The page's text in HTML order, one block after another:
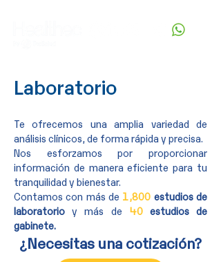
Laboratorio
Te ofrecemos una amplia variedad de
análisis clínicos, de forma rápida y precisa.
Nos esforzamos por proporcionar
información de manera eficiente para tu
tranquilidad y bienestar.
Contamos con más de 1,800 estudios de
laboratorio y más de 40 estudios de
gabinete.
¿Necesitas una cotización?